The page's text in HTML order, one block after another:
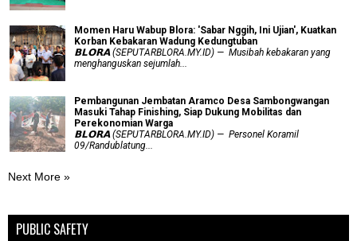
Momen Haru Wabup Blora: ​'Sabar Nggih, Ini Ujian', Kuatkan
Korban Kebakaran Wadung Kedungtuban
𝗕𝗟𝗢𝗥𝗔 (SEPUTARBLORA.MY.ID) — Musibah kebakaran yang
menghanguskan sejumlah...
Pembangunan Jembatan Aramco Desa Sambongwangan
Masuki Tahap Finishing, Siap Dukung Mobilitas dan
Perekonomian Warga
𝗕𝗟𝗢𝗥𝗔 (SEPUTARBLORA.MY.ID) — Personel Koramil
09/Randublatung...
Next More »
PUBLIC SAFETY